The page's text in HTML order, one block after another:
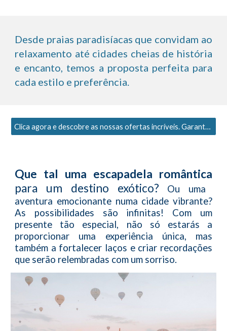
Desde praias paradisíacas que convidam ao
relaxamento até cidades cheias de história
e encanto, temos a proposta perfeita para
cada estilo e preferência.
Clica agora e descobre as nossas ofertas incríveis. Garanto-te que vais encontrar a viagem perfeita!
Que tal uma escapadela romântica
para um destino exótico?
Ou uma
aventura emocionante numa cidade vibrante?
As possibilidades são infinitas! Com um
presente tão especial, não só estarás a
proporcionar uma experiência única, mas
também a fortalecer laços e criar recordações
que serão relembradas com um sorriso.